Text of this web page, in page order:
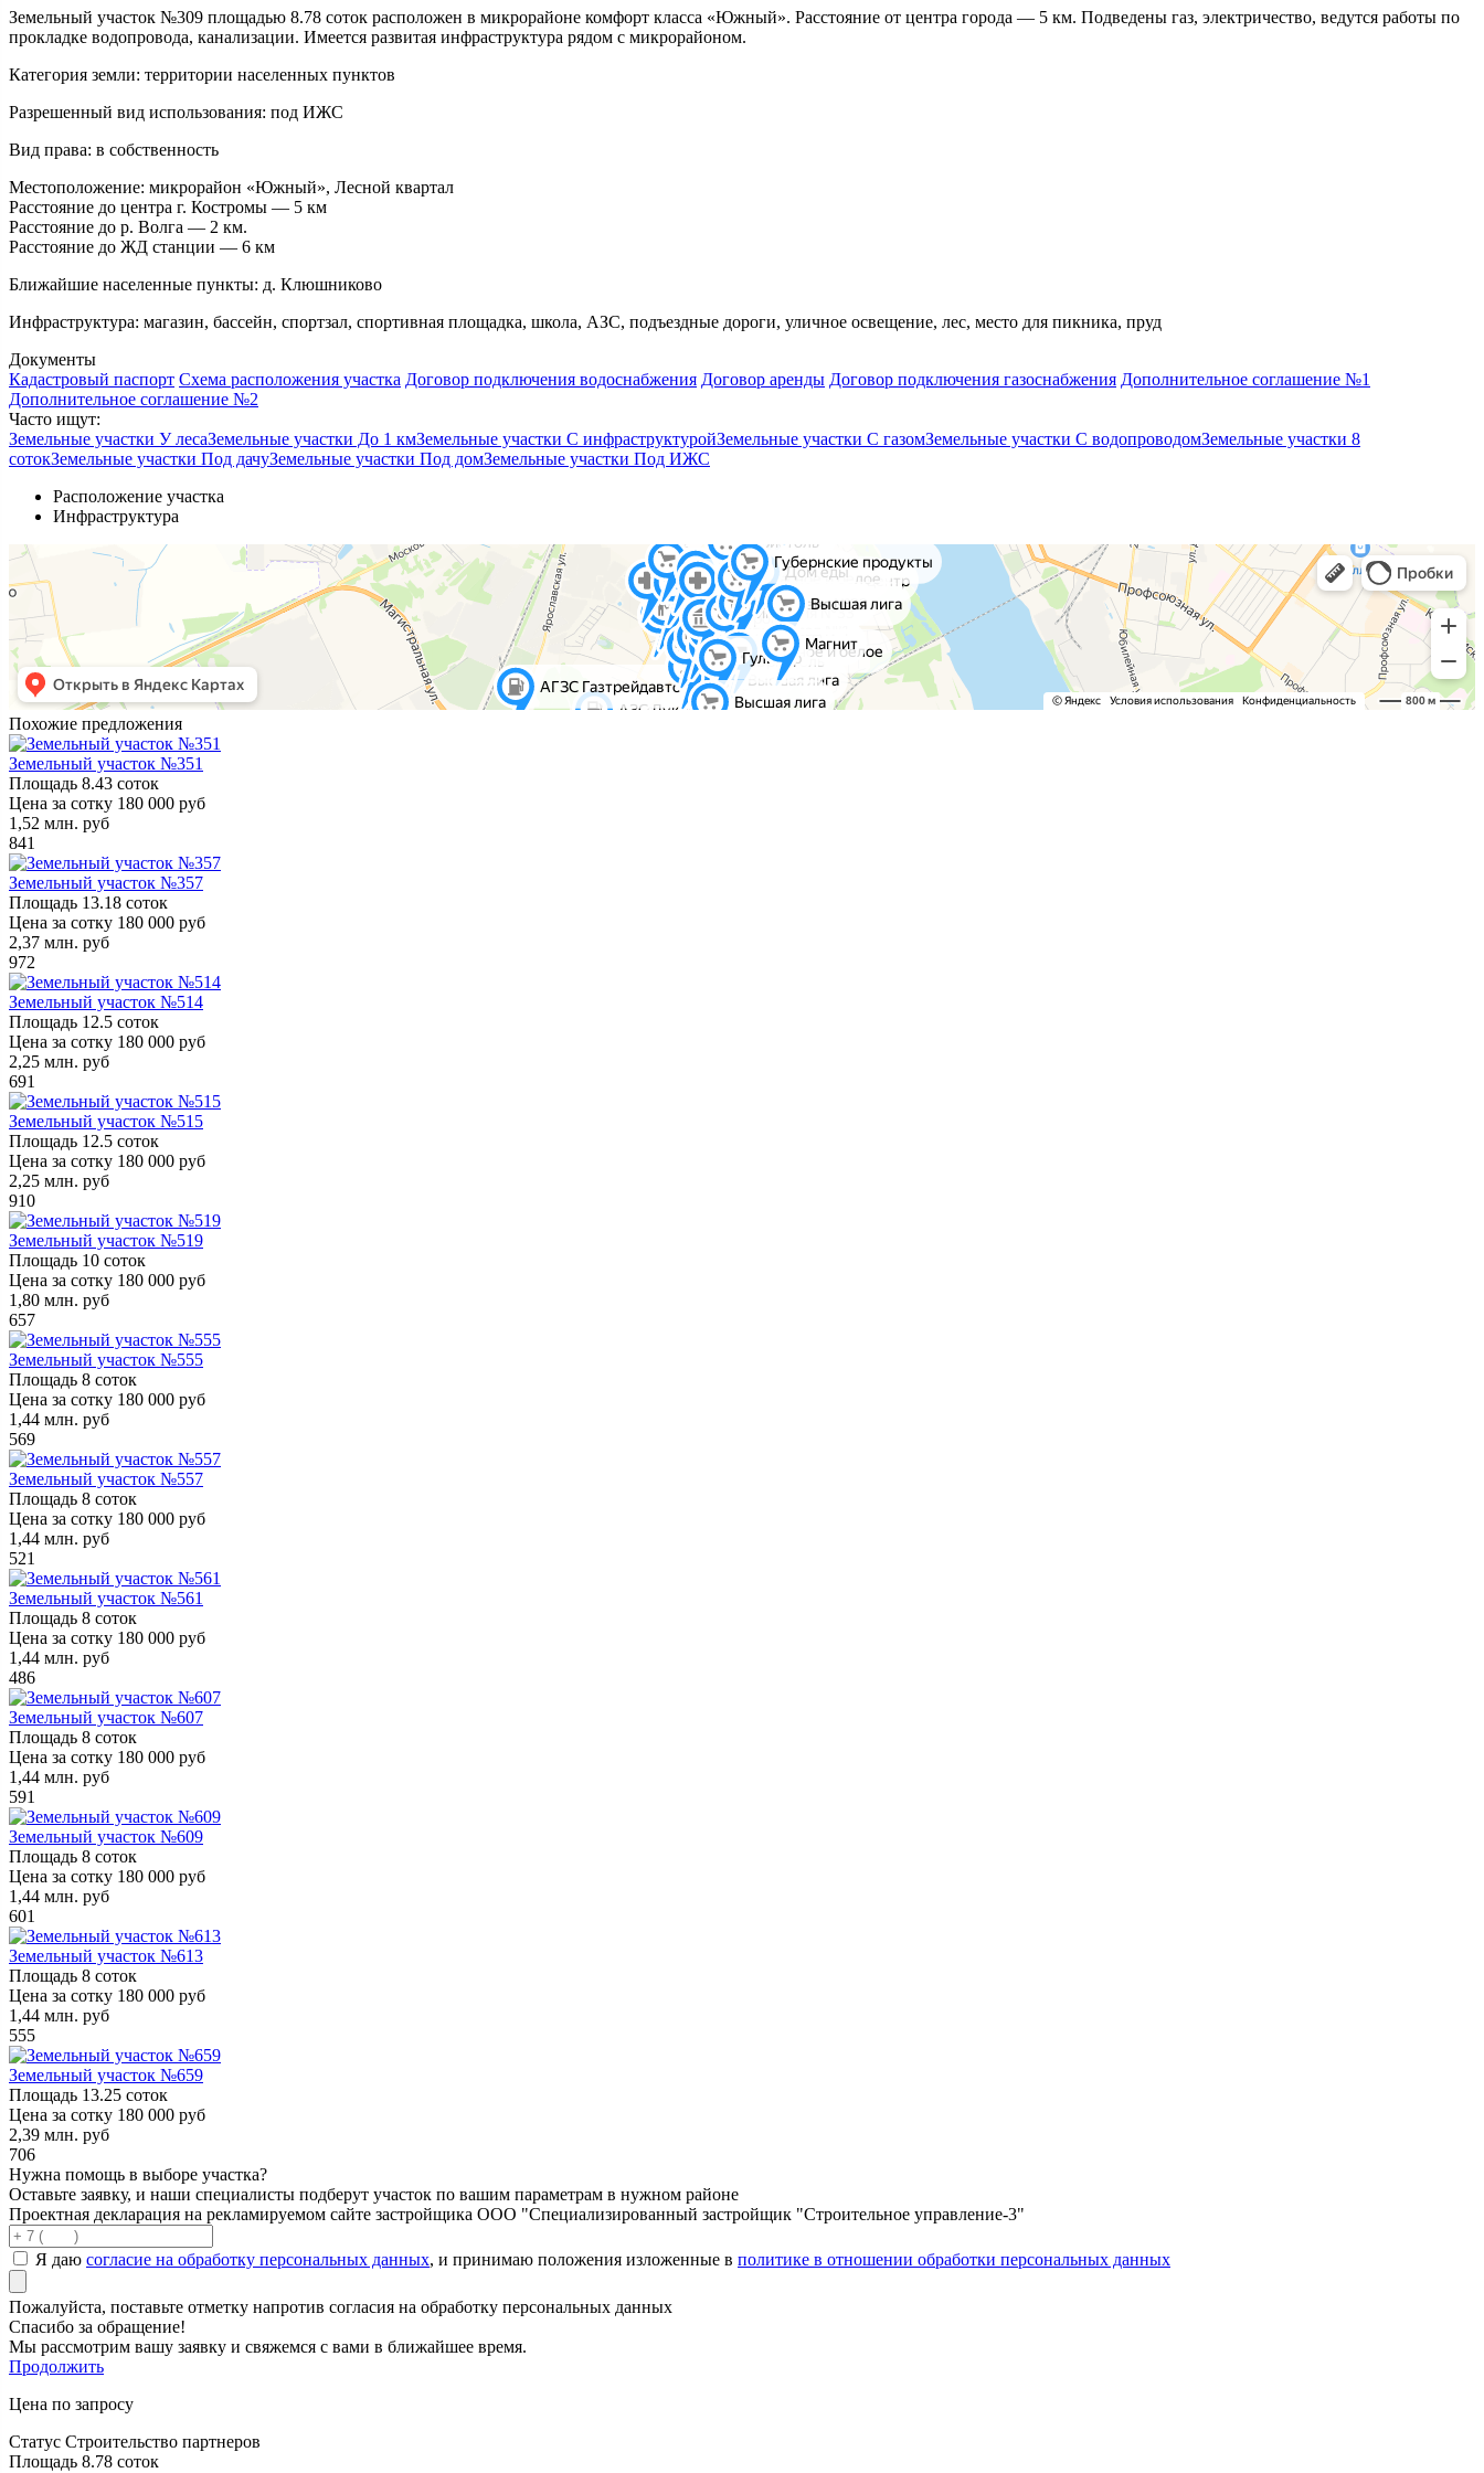
Земельный участок №309 площадью 8.78 соток расположен в микрорайоне комфорт класса «Южный». Расстояние от центра города — 5 км. Подведены газ, электричество, ведутся работы по
прокладке водопровода, канализации. Имеется развитая инфраструктура рядом с микрорайоном.
Категория земли: территории населенных пунктов
Разрешенный вид использования: под ИЖС
Вид права: в собственность
Местоположение: микрорайон «Южный», Лесной квартал
Расстояние до центра г. Костромы — 5 км
Расстояние до р. Волга — 2 км.
Расстояние до ЖД станции — 6 км
Ближайшие населенные пункты: д. Клюшниково
Инфраструктура: магазин, бассейн, спортзал, спортивная площадка, школа, АЗС, подъездные дороги, уличное освещение, лес, место для пикника, пруд
Документы
Кадастровый паспорт Схема расположения участка Договор подключения водоснабжения Договор аренды Договор подключения газоснабжения Дополнительное соглашение №1
Дополнительное соглашение №2
Часто ищут:
Земельные участки У лесаЗемельные участки До 1 кмЗемельные участки С инфраструктуройЗемельные участки С газомЗемельные участки С водопроводомЗемельные участки 8
сотокЗемельные участки Под дачуЗемельные участки Под домЗемельные участки Под ИЖС
Расположение участка
Инфраструктура
Похожие предложения
Земельный участок №351
Площадь 8.43 соток
Цена за сотку 180 000 руб
1,52 млн. руб
841
Земельный участок №357
Площадь 13.18 соток
Цена за сотку 180 000 руб
2,37 млн. руб
972
Земельный участок №514
Площадь 12.5 соток
Цена за сотку 180 000 руб
2,25 млн. руб
691
Земельный участок №515
Площадь 12.5 соток
Цена за сотку 180 000 руб
2,25 млн. руб
910
Земельный участок №519
Площадь 10 соток
Цена за сотку 180 000 руб
1,80 млн. руб
657
Земельный участок №555
Площадь 8 соток
Цена за сотку 180 000 руб
1,44 млн. руб
569
Земельный участок №557
Площадь 8 соток
Цена за сотку 180 000 руб
1,44 млн. руб
521
Земельный участок №561
Площадь 8 соток
Цена за сотку 180 000 руб
1,44 млн. руб
486
Земельный участок №607
Площадь 8 соток
Цена за сотку 180 000 руб
1,44 млн. руб
591
Земельный участок №609
Площадь 8 соток
Цена за сотку 180 000 руб
1,44 млн. руб
601
Земельный участок №613
Площадь 8 соток
Цена за сотку 180 000 руб
1,44 млн. руб
555
Земельный участок №659
Площадь 13.25 соток
Цена за сотку 180 000 руб
2,39 млн. руб
706
Нужна помощь в выборе участка?
Оставьте заявку, и наши специалисты подберут участок по вашим параметрам в нужном районе
Проектная декларация на рекламируемом сайте застройщика ООО "Специализированный застройщик "Строительное управление-3"
Я даю согласие на обработку персональных данных, и принимаю положения изложенные в политике в отношении обработки персональных данных
Пожалуйста, поставьте отметку напротив согласия на обработку персональных данных
Спасибо за обращение!
Мы рассмотрим вашу заявку и свяжемся с вами в ближайшее время.
Продолжить
Цена по запросу
Статус Строительство партнеров
Площадь 8.78 соток